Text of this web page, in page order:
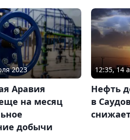
2023
Аравия
на месяц
добычи
12:35, 14
Нефть
в